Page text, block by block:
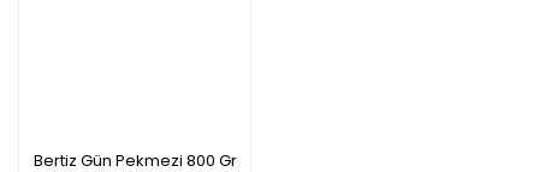
Bertiz Gün Pekmezi 800 Gr